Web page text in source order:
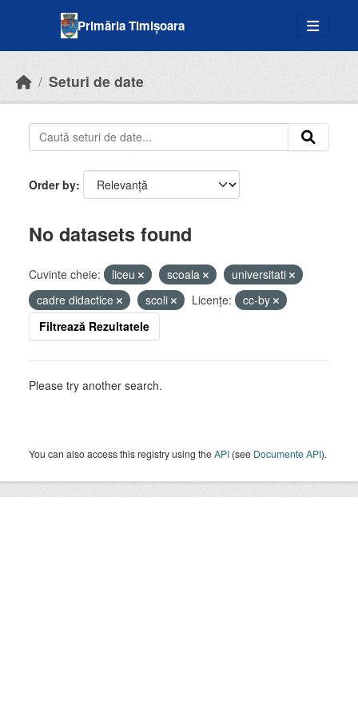
Primăria Timișoara
Seturi de date
Order by
No datasets found
Cuvinte cheie: liceu scoala
universitati
cadre didactice
scoli Licenţe:
cc-by
Filtrează Rezultatele
Please try another search.
You can also access this registry using theAPI (see Documente API).